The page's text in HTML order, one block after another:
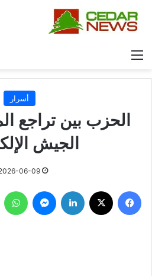
القائمة
أسرار
الحزب بين تراجع
الجيش
06-09
فيسبوك لينكدإن ماسنجر